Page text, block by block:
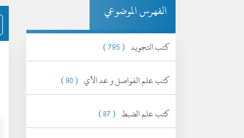
الفهرس الموضوعي
كتب التجويد ( 795 )
كتب علم الفواصل و عد الآي ( 90 )
كتب علم الضبط ( 87 )